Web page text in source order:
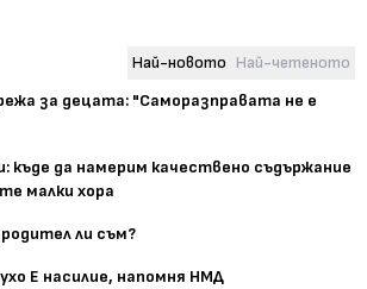
Най-новото Най-четеното
за децата: "Саморазправата не е
къде да намерим качествено съдържание
малки хора
ли съм?
Е насилие, напомня НМД